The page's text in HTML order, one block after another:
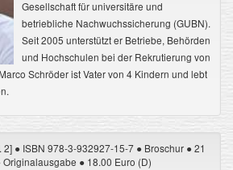
Gesellschaft für universitäre und
betriebliche Nachwuchssicherung (GUBN).
Seit 2005 unterstützt er Betriebe, Behörden
und Hochschulen bei der Rekrutierung von
Schröder ist Vater von 4 Kindern und lebt
2] ● ISBN 978-3-932927-15-7 ● Broschur ● 21
● 18.00 Euro (D)